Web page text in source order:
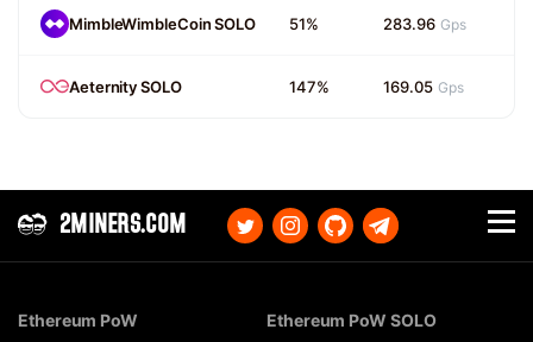
MimbleWimbleCoin SOLO 51% 283.96 Gps
Aeternity SOLO 147% 169.05 Gps
2MINERS.COM
Ethereum PoW Ethereum PoW SOLO